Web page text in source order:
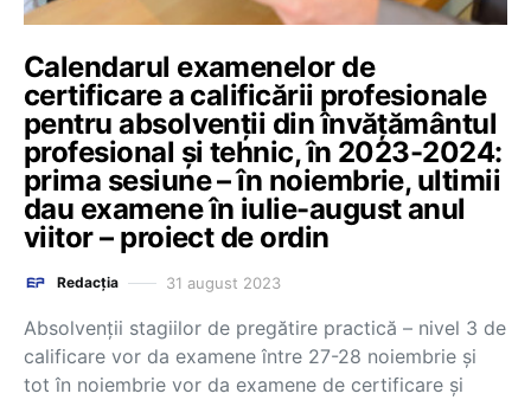
Calendarul examenelor de
certificare a calificării profesionale
pentru absolvenții din învățământul
profesional și tehnic, în 2023-2024:
prima sesiune – în noiembrie, ultimii
dau examene în iulie-august anul
viitor – proiect de ordin
Redacția 31 august 2023
Absolvenții stagiilor de pregătire practică – nivel 3 de
calificare vor da examene între 27-28 noiembrie și
tot în noiembrie vor da examene de certificare și